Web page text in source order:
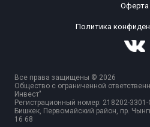
Оферта
Политика
Все права защищены © 2026
Общество с ограниченной
Инвест"
Регистрационный номер: 218202-
Бишкек, Первомайский район, пр.
16 68